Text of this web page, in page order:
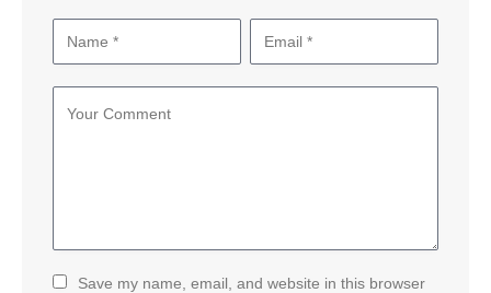
Save my name, email, and website in this browser